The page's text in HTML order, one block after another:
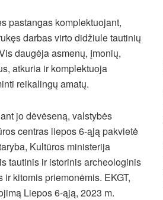
pastangas komplektuojant,
darbas virto didžiule tautinių
daugėja asmenų, įmonių,
atkuria ir komplektuoja
reikalingų amatų.
jo dėvėseną, valstybės
centras liepos 6-ąją pakvietė
Kultūros ministerija
tautinis ir istorinis archeologinis
kitomis priemonėmis. EKGT,
Liepos 6-ąją, 2023 m.